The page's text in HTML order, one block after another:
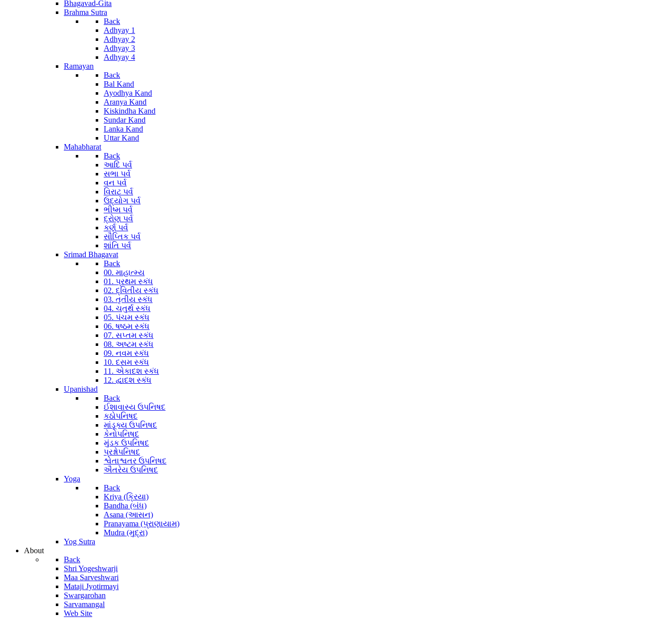
Bhagavad-Gita
Brahma Sutra
Back
Adhyay 1
Adhyay 2
Adhyay 3
Adhyay 4
Ramayan
Back
Bal Kand
Ayodhya Kand
Aranya Kand
Kiskindha Kand
Sundar Kand
Lanka Kand
Uttar Kand
Mahabharat
Back
આદિ પર્વ
સભા પર્વ
વન પર્વ
વિરાટ પર્વ
ઉદ્યોગ પર્વ
ભીષ્મ પર્વ
દ્રોણ પર્વ
કર્ણ પર્વ
સૌપ્તિક પર્વ
શાંતિ પર્વ
Srimad Bhagavat
Back
00. માહાત્મ્ય
01. પ્રથમ સ્કંધ
02. દ્વિતીય સ્કંધ
03. તૃતીય સ્કંધ
04. ચતુર્થ સ્કંધ
05. પંચમ સ્કંધ
06. ષષ્ઠમ સ્કંધ
07. સપ્તમ સ્કંધ
08. અષ્ટમ સ્કંધ
09. નવમ સ્કંધ
10. દસમ સ્કંધ
11. એકાદશ સ્કંધ
12. દ્વાદશ સ્કંધ
Upanishad
Back
ઈશાવાસ્ય ઉપનિષદ
કઠોપનિષદ
માંડૂક્ય ઉપનિષદ
કેનોપનિષદ
મુંડક ઉપનિષદ
પ્રશ્નોપનિષદ
શ્વેતાશ્વતર ઉપનિષદ
ઐતરેય ઉપનિષદ
Yoga
Back
Kriya (ક્રિયા)
Bandha (બંધ)
Asana (આસન)
Pranayama (પ્રાણાયામ)
Mudra (મુદ્રા)
Yog Sutra
About
Back
Shri Yogeshwarji
Maa Sarveshwari
Mataji Jyotirmayi
Swargarohan
Sarvamangal
Web Site